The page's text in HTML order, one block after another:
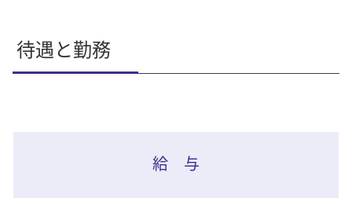
待遇と勤務
給 与